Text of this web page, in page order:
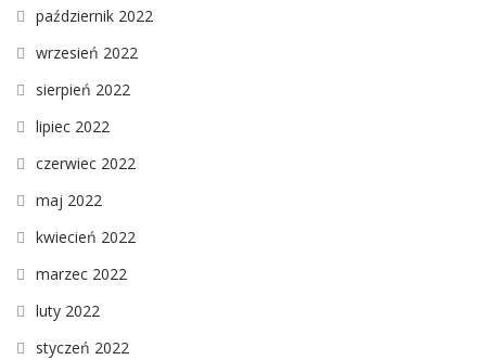
październik 2022
wrzesień 2022
sierpień 2022
lipiec 2022
czerwiec 2022
maj 2022
kwiecień 2022
marzec 2022
luty 2022
styczeń 2022